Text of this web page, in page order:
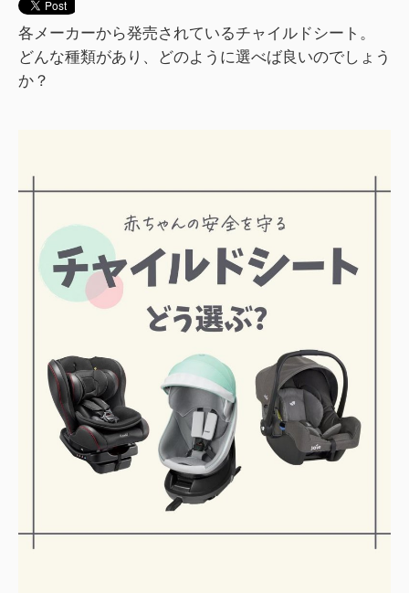
各メーカーから発売されているチャイルドシート。
どんな種類があり、どのように選べば良いのでしょう
か？